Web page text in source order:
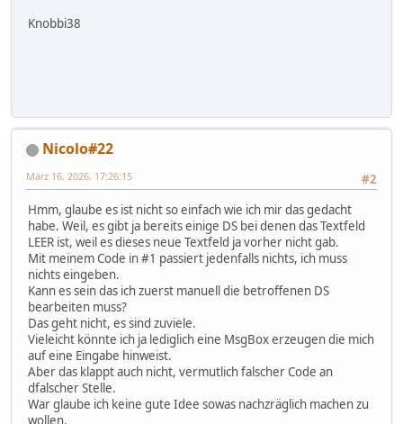
Knobbi38
Nicolo#22
#2
März 16, 2026, 17:26:15
Hmm, glaube es ist nicht so einfach wie ich mir das gedacht
habe. Weil, es gibt ja bereits einige DS bei denen das Textfeld
LEER ist, weil es dieses neue Textfeld ja vorher nicht gab.
Mit meinem Code in #1 passiert jedenfalls nichts, ich muss
nichts eingeben.
Kann es sein das ich zuerst manuell die betroffenen DS
bearbeiten muss?
Das geht nicht, es sind zuviele.
Vieleicht könnte ich ja lediglich eine MsgBox erzeugen die mich
auf eine Eingabe hinweist.
Aber das klappt auch nicht, vermutlich falscher Code an
dfalscher Stelle.
War glaube ich keine gute Idee sowas nachzräglich machen zu